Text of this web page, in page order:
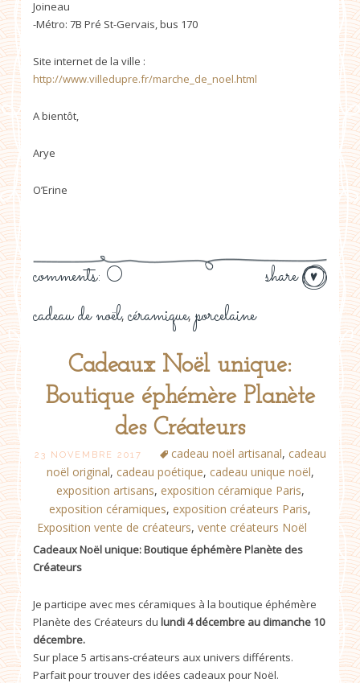
Joineau
-Métro: 7B Pré St-Gervais, bus 170
Site internet de la ville :
http://www.villedupre.fr/marche_de_noel.html
A bientôt,
Arye
O’Erine
share
comments: 0
cadeau de noël, céramique, porcelaine
Cadeaux Noël unique:
Boutique éphémère Planète
des Créateurs
23 NOVEMBRE 2017 cadeau noël artisanal, cadeau
noël original, cadeau poétique, cadeau unique noël,
exposition artisans, exposition céramique Paris,
exposition céramiques, exposition créateurs Paris,
Exposition vente de créateurs, vente créateurs Noël
Cadeaux Noël unique: Boutique éphémère Planète des
Créateurs
Je participe avec mes céramiques à la boutique éphémère
Planète des Créateurs du lundi 4 décembre au dimanche 10
décembre.
Sur place 5 artisans-créateurs aux univers différents.
Parfait pour trouver des idées cadeaux pour Noël.